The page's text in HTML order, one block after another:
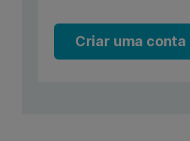
Criar uma conta